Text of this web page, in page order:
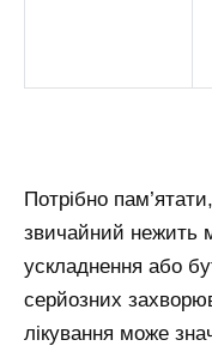
Потрібно
звичайний нежить
ускладнення або
серйозних
лікування може